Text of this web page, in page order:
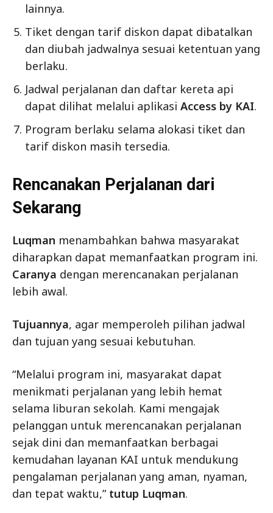
lainnya.
Tiket dengan tarif diskon dapat dibatalkan
dan diubah jadwalnya sesuai ketentuan yang
berlaku.
Jadwal perjalanan dan daftar kereta api
dapat dilihat melalui aplikasi Access by KAI.
Program berlaku selama alokasi tiket dan
tarif diskon masih tersedia.
Rencanakan Perjalanan dari
Sekarang
Luqman menambahkan bahwa masyarakat
diharapkan dapat memanfaatkan program ini.
Caranya dengan merencanakan perjalanan
lebih awal.
Tujuannya, agar memperoleh pilihan jadwal
dan tujuan yang sesuai kebutuhan.
“Melalui program ini, masyarakat dapat
menikmati perjalanan yang lebih hemat
selama liburan sekolah. Kami mengajak
pelanggan untuk merencanakan perjalanan
sejak dini dan memanfaatkan berbagai
kemudahan layanan KAI untuk mendukung
pengalaman perjalanan yang aman, nyaman,
dan tepat waktu,” tutup Luqman.